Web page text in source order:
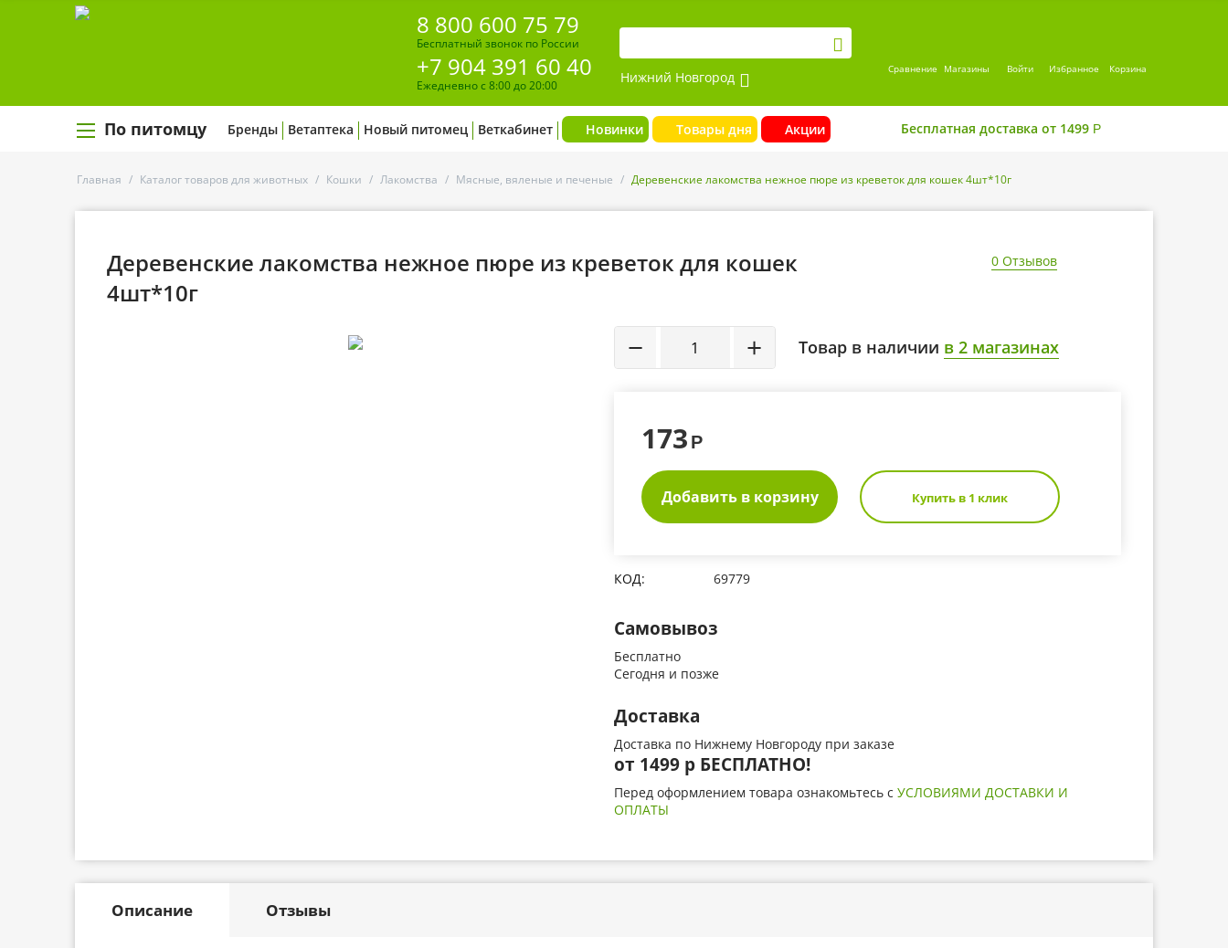
8 800 600 75 79
Бесплатный звонок по России
+7 904 391 60 40
Ежедневно с 8:00 до 20:00 Нижний Новгород Сравнение Магазины Войти Избранное Корзина
По питомцу Бренды Ветаптека Новый питомец Веткабинет Новинки Товары дня Акции Бесплатная доставка от 1499 Р
Главная / Каталог товаров для животных / Кошки / Лакомства / Мясные, вяленые и печеные / Деревенские лакомства нежное пюре из креветок для кошек 4шт*10г
Деревенские лакомства нежное пюре из креветок для кошек
4шт*10г
0 Отзывов
+
− Товар в наличии в 2 магазинах
173 Р
Добавить в корзину Купить в 1 клик
КОД: 69779
Самовывоз
Бесплатно
Сегодня и позже
Доставка
Доставка по Нижнему Новгороду при заказе
от 1499 р БЕСПЛАТНО!
Перед оформлением товара ознакомьтесь с УСЛОВИЯМИ ДОСТАВКИ И
ОПЛАТЫ
Описание Отзывы